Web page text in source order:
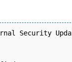
Security